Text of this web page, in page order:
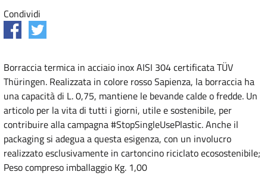
Condividi
Borraccia termica in acciaio inox AISI 304 certificata TÜV
Thüringen. Realizzata in colore rosso Sapienza, la borraccia ha
una capacità di L. 0,75, mantiene le bevande calde o fredde. Un
articolo per la vita di tutti i giorni, utile e sostenibile, per
contribuire alla campagna #StopSingleUsePlastic. Anche il
packaging si adegua a questa esigenza, con un involucro
realizzato esclusivamente in cartoncino riciclato ecosostenibile;
Peso compreso imballaggio Kg. 1,00